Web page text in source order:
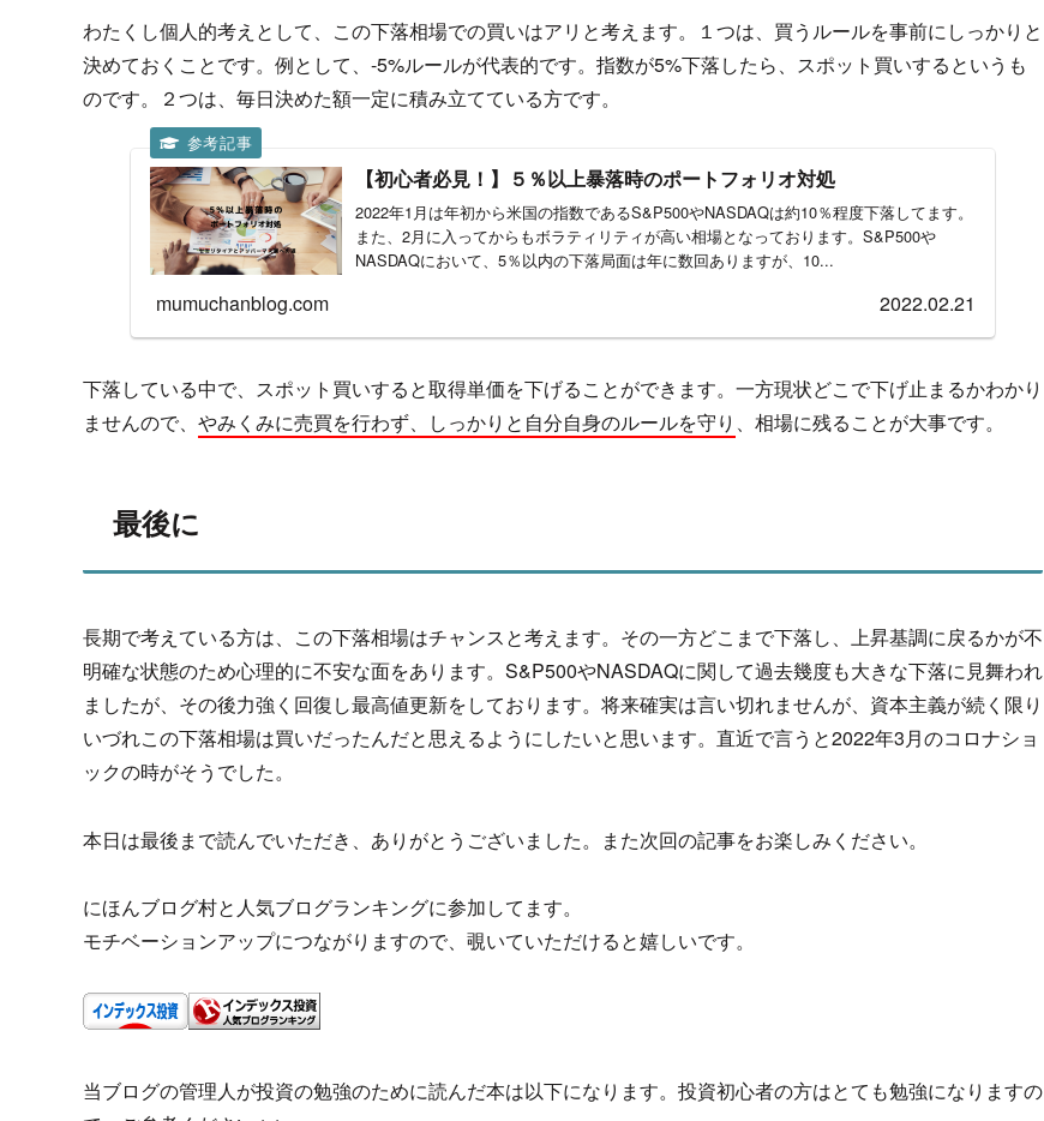
わたくし個人的考えとして、この下落相場での買いはアリと考えます。１つは、買うルールを事前にしっかりと
決めておくことです。例として、-5%ルールが代表的です。指数が5%下落したら、スポット買いするというも
のです。２つは、毎日決めた額一定に積み立てている方です。
【初心者必見！】５％以上暴落時のポートフォリオ対処
2022年1月は年初から米国の指数であるS&P500やNASDAQは約10％程度下落してます。
また、2月に入ってからもボラティリティが高い相場となっております。S&P500や
NASDAQにおいて、5％以内の下落局面は年に数回ありますが、10...
mumuchanblog.com 2022.02.21
下落している中で、スポット買いすると取得単価を下げることができます。一方現状どこで下げ止まるかわかり
ませんので、 やみくみに売買を行わず、しっかりと自分自身のルールを守り 、相場に残ることが大事です。
最後に
長期で考えている方は、この下落相場はチャンスと考えます。その一方どこまで下落し、上昇基調に戻るかが不
明確な状態のため心理的に不安な面をあります。S&P500やNASDAQに関して過去幾度も大きな下落に見舞われ
ましたが、その後力強く回復し最高値更新をしております。将来確実は言い切れませんが、資本主義が続く限り
いづれこの下落相場は買いだったんだと思えるようにしたいと思います。直近で言うと2022年3月のコロナショ
ックの時がそうでした。
本日は最後まで読んでいただき、ありがとうございました。また次回の記事をお楽しみください。
にほんブログ村と人気ブログランキングに参加してます。
モチベーションアップにつながりますので、覗いていただけると嬉しいです。
当ブログの管理人が投資の勉強のために読んだ本は以下になります。投資初心者の方はとても勉強になりますの